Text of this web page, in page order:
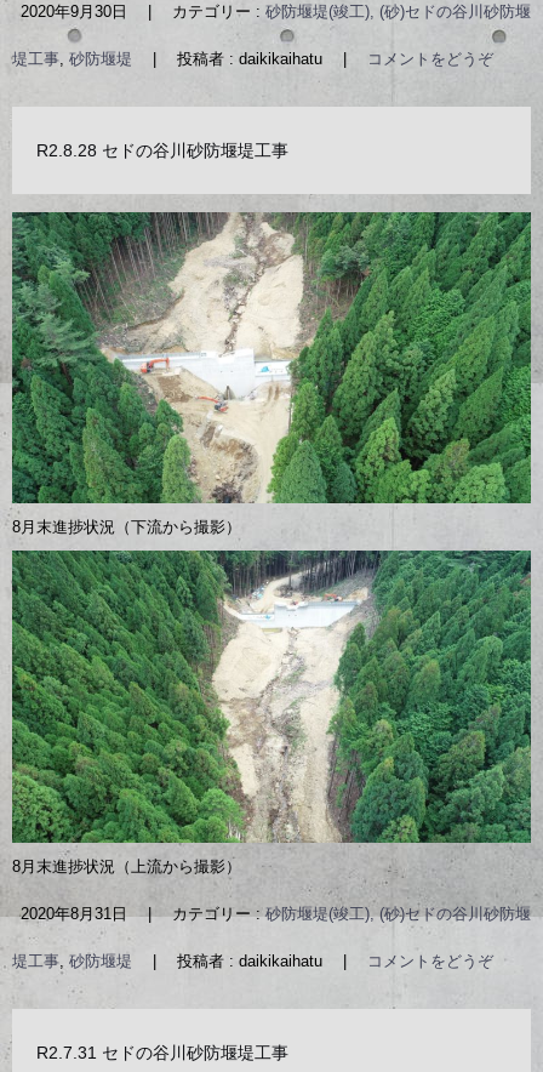
2020年9月30日 | カテゴリー : 砂防堰堤(竣工), (砂)セドの谷川砂防堰
堤工事 砂防堰堤 | 投稿者 : daikikaihatu | コメントをどうぞ
R2.8.28 セドの谷川砂防堰堤工事
8月末進捗状況（下流から撮影）
8月末進捗状況（上流から撮影）
2020年8月31日 | カテゴリー :砂防堰堤(竣工), (砂)セドの谷川砂防堰
堤工事, 砂防堰堤 投稿者 : daikikaihatu コメントをどうぞ
R2.7.31 セドの谷川砂防堰堤工事